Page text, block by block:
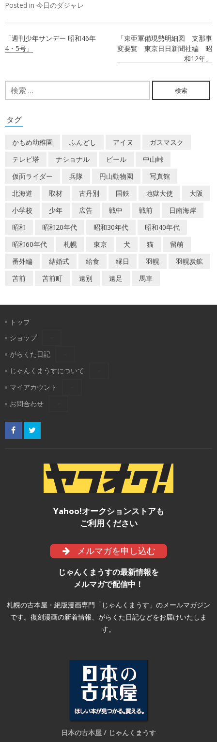
Posted in 今日のダジャレ
稿
ビ
ゲ
ー
ン
「週刊少年サンデー 昭和46年
4・5号」
「東亜軍備現勢明細図 支那事
変要覧 東京日日新聞社編 昭
和12年」
検
索:
タグ
かもめ幼稚園 ふんどし アイヌ
ガスマスク
テレビ塔
ナショナル ビール
中山峠
仮面ライダー
兵隊 円山動物園
写真館
北海道
取材 古丹別 国鉄 地獄大使
大阪
小学校
少年 広告 戦中 戦前
日南海岸
昭和
昭和20年代 昭和30年代
昭和40年代
昭和60年代
札幌 東京 犬 猫
留萌
番外編
結婚式 給食 縁日 羽幌
羽幌炭鉱
苫前
苫前町 遠別 遠足 馬車
トップ
ショップ
がらくた日記
じゃんくまうすについて
マイアカウント
お問合わせ
Yahoo!オークションストアも
ご利用ください
メルマガを申し込む
じゃんくまうすの最新情報を
メルマガで配信中！
札幌の古本屋・絶版漫画専門「じゃんくまうす」のメールマガジン
です。復刻漫画の新着情報、がらくた日記などをお届けいたしま
す。
日本の古本屋 / じゃんくまうす